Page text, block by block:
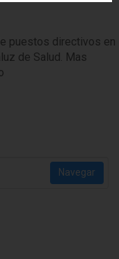
puestos directivos en
de Salud. Mas
Navegar